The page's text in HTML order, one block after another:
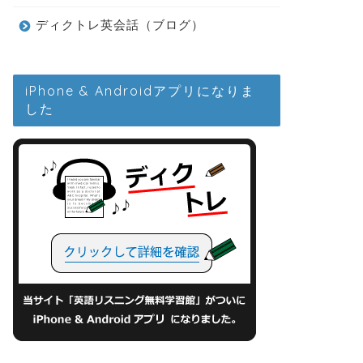
ディクトレ英会話（ブログ）
iPhone & Androidアプリになりま
した